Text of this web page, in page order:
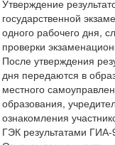
Утверждение
государственной
одного рабочего дня,
проверки
После утверждения
дня передаются в
местного
образования,
ознакомления
ГЭК результатами ГИА-